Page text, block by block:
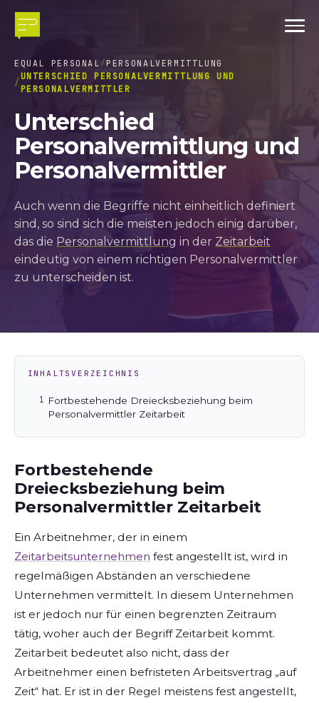
EQUAL PERSONAL
PERSONALVERMITTLUNG
UNTERSCHIED PERSONALVERMITTLUNG UND
PERSONALVERMITTLER
Unterschied
Personalvermittlung und
Personalvermittler
Auch wenn die Begriffe nicht einheitlich definiert
sind, so sind sich die meisten jedoch einig darüber,
das die Personalvermittlung in der Zeitarbeit
eindeutig von einem richtigen Personalvermittler
zu unterscheiden ist.
INHALTSVERZEICHNIS
Fortbestehende Dreiecksbeziehung beim
Personalvermittler Zeitarbeit
Fortbestehende
Dreiecksbeziehung beim
Personalvermittler Zeitarbeit
Ein Arbeitnehmer, der in einem
Zeitarbeitsunternehmen fest angestellt ist, wird in
regelmäßigen Abständen an verschiedene
Unternehmen vermittelt. In diesem Unternehmen
ist er jedoch nur für einen begrenzten Zeitraum
tätig, woher auch der Begriff Zeitarbeit kommt.
Zeitarbeit bedeutet also nicht, dass der
Arbeitnehmer einen befristeten Arbeitsvertrag „auf
Zeit“ hat. Er ist in der Regel meistens fest angestellt,